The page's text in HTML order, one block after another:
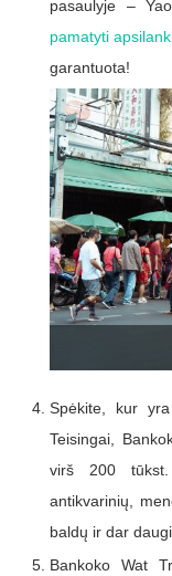
pasaulyje –
pamatyti
garantuota!
Spėkite, kur
Teisingai,
virš 200
antikvarinių,
baldų ir dar
Bankoko Wat